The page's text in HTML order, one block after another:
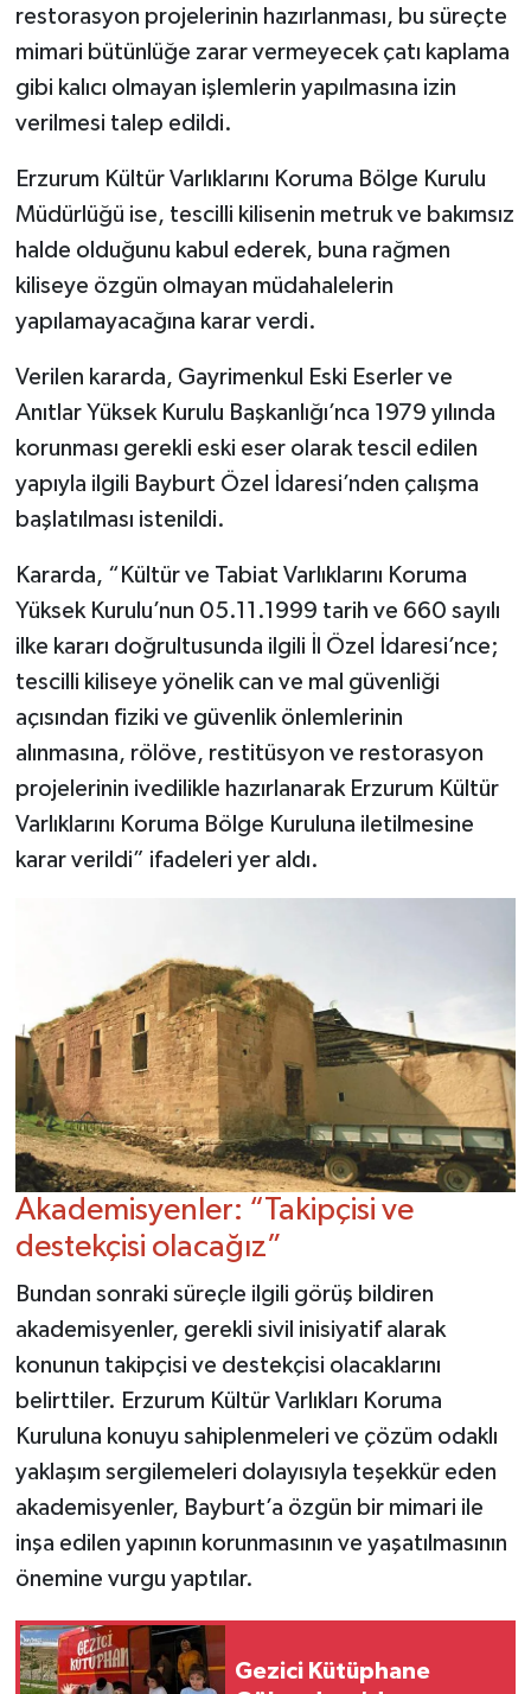
restorasyon projelerinin hazırlanması, bu süreçte
mimari bütünlüğe zarar vermeyecek çatı kaplama
gibi kalıcı olmayan işlemlerin yapılmasına izin
verilmesi talep edildi.
Erzurum Kültür Varlıklarını Koruma Bölge Kurulu
Müdürlüğü ise, tescilli kilisenin metruk ve bakımsız
halde olduğunu kabul ederek, buna rağmen
kiliseye özgün olmayan müdahalelerin
yapılamayacağına karar verdi.
Verilen kararda, Gayrimenkul Eski Eserler ve
Anıtlar Yüksek Kurulu Başkanlığı’nca 1979 yılında
korunması gerekli eski eser olarak tescil edilen
yapıyla ilgili Bayburt Özel İdaresi’nden çalışma
başlatılması istenildi.
Kararda, “Kültür ve Tabiat Varlıklarını Koruma
Yüksek Kurulu’nun 05.11.1999 tarih ve 660 sayılı
ilke kararı doğrultusunda ilgili İl Özel İdaresi’nce;
tescilli kiliseye yönelik can ve mal güvenliği
açısından fiziki ve güvenlik önlemlerinin
alınmasına, rölöve, restitüsyon ve restorasyon
projelerinin ivedilikle hazırlanarak Erzurum Kültür
Varlıklarını Koruma Bölge Kuruluna iletilmesine
karar verildi” ifadeleri yer aldı.
Akademisyenler: “Takipçisi ve
destekçisi olacağız”
Bundan sonraki süreçle ilgili görüş bildiren
akademisyenler, gerekli sivil inisiyatif alarak
konunun takipçisi ve destekçisi olacaklarını
belirttiler. Erzurum Kültür Varlıkları Koruma
Kuruluna konuyu sahiplenmeleri ve çözüm odaklı
yaklaşım sergilemeleri dolayısıyla teşekkür eden
akademisyenler, Bayburt’a özgün bir mimari ile
inşa edilen yapının korunmasının ve yaşatılmasının
önemine vurgu yaptılar.
Gezici Kütüphane